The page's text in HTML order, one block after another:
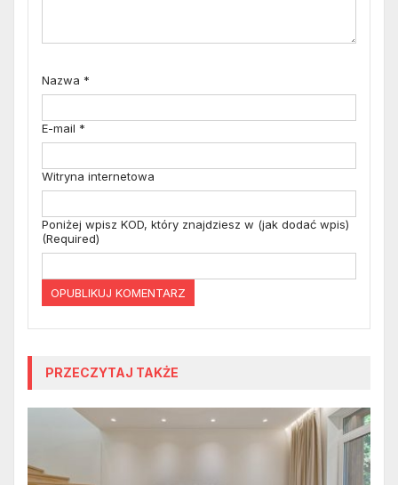
Nazwa *
E-mail *
Witryna internetowa
Poniżej wpisz KOD, który znajdziesz w (jak dodać wpis)
(Required)
PRZECZYTAJ TAKŻE